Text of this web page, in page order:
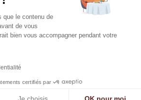
que le contenu de
de vous
bien vous accompagner pendant votre
certifiés par